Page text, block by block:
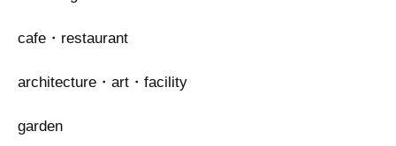
cafe・restaurant
architecture・art・facility
garden